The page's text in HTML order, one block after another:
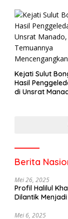
Kejati Sulut
Hasil
di Unsrat
Berita
Mei 26, 2025
Profil Halilul
Dilantik
Mei 6, 2025